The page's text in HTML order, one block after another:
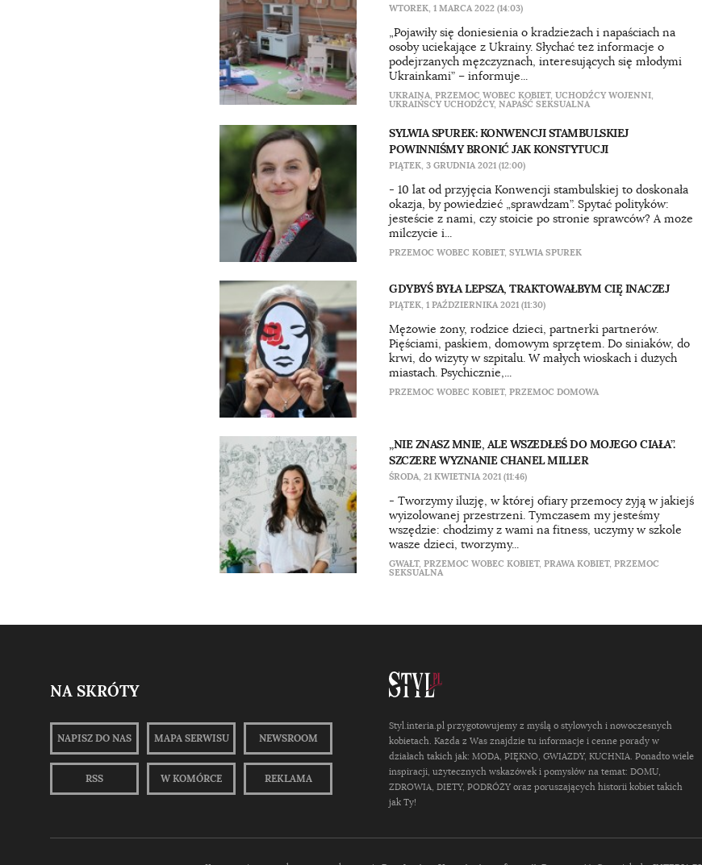
WTOREK, 1 MARCA 2022 (14:03)
„Pojawiły się doniesienia o kradzieżach i napaściach na
osoby uciekające z Ukrainy. Słychać też informacje o
podejrzanych mężczyznach, interesujących się młodymi
Ukrainkami” – informuje...
UKRAINA, PRZEMOC WOBEC KOBIET, UCHODŹCY WOJENNI,
UKRAIŃSCY UCHODŹCY, NAPAŚĆ SEKSUALNA
SYLWIA SPUREK: KONWENCJI STAMBULSKIEJ
POWINNIŚMY BRONIĆ JAK KONSTYTUCJI
PIĄTEK, 3 GRUDNIA 2021 (12:00)
- 10 lat od przyjęcia Konwencji stambulskiej to doskonała
okazja, by powiedzieć „sprawdzam”. Spytać polityków:
jesteście z nami, czy stoicie po stronie sprawców? A może
milczycie i...
PRZEMOC WOBEC KOBIET, SYLWIA SPUREK
GDYBYŚ BYŁA LEPSZA, TRAKTOWAŁBYM CIĘ INACZEJ
PIĄTEK, 1 PAŹDZIERNIKA 2021 (11:30)
Mężowie żony, rodzice dzieci, partnerki partnerów.
Pięściami, paskiem, domowym sprzętem. Do siniaków, do
krwi, do wizyty w szpitalu. W małych wioskach i dużych
miastach. Psychicznie,...
PRZEMOC WOBEC KOBIET, PRZEMOC DOMOWA
„NIE ZNASZ MNIE, ALE WSZEDŁEŚ DO MOJEGO CIAŁA”.
SZCZERE WYZNANIE CHANEL MILLER
ŚRODA, 21 KWIETNIA 2021 (11:46)
- Tworzymy iluzję, w której ofiary przemocy żyją w jakiejś
wyizolowanej przestrzeni. Tymczasem my jesteśmy
wszędzie: chodzimy z wami na fitness, uczymy w szkole
wasze dzieci, tworzymy...
GWAŁT, PRZEMOC WOBEC KOBIET, PRAWA KOBIET, PRZEMOC
SEKSUALNA
NA SKRÓTY
NAPISZ DO NAS MAPA SERWISU NEWSROOM
RSS W KOMÓRCE REKLAMA
Styl.interia.pl przygotowujemy z myślą o stylowych i nowoczesnych
kobietach. Każda z Was znajdzie tu informacje i cenne porady w
działach takich jak: MODA, PIĘKNO, GWIAZDY, KUCHNIA. Ponadto wiele
inspiracji, użytecznych wskazówek i pomysłów na temat: DOMU,
ZDROWIA, DIETY, PODRÓŻY oraz poruszających historii kobiet takich
jak Ty!